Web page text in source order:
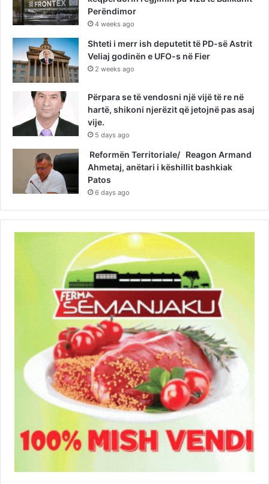
Perëndimor
4 weeks ago
Shteti i merr ish deputetit të PD-së Astrit
Veliaj godinën e UFO-s në Fier
2 weeks ago
Përpara se të vendosni një vijë të re në
hartë, shikoni njerëzit që jetojnë pas asaj
vije.
5 days ago
Reformën Territoriale/ Reagon Armand
Ahmetaj, anëtari i këshillit bashkiak
Patos
6 days ago